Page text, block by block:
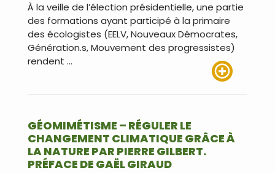
À la veille de l’élection présidentielle, une partie
des formations ayant participé à la primaire
des écologistes (EELV, Nouveaux Démocrates,
Génération.s, Mouvement des progressistes)
rendent …
GÉOMIMÉTISME – RÉGULER LE
CHANGEMENT CLIMATIQUE GRÂCE À
LA NATURE PAR PIERRE GILBERT.
PRÉFACE DE GAËL GIRAUD